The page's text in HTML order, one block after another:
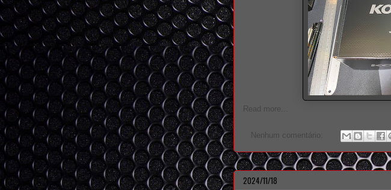
Read more...
Nenhum comentário:
2024/11/18